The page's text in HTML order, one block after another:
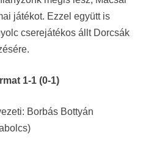
játékot. Ezzel együtt is
cserejátékos állt Dorcsák
1-1 (0-1)
Borbás Bottyán